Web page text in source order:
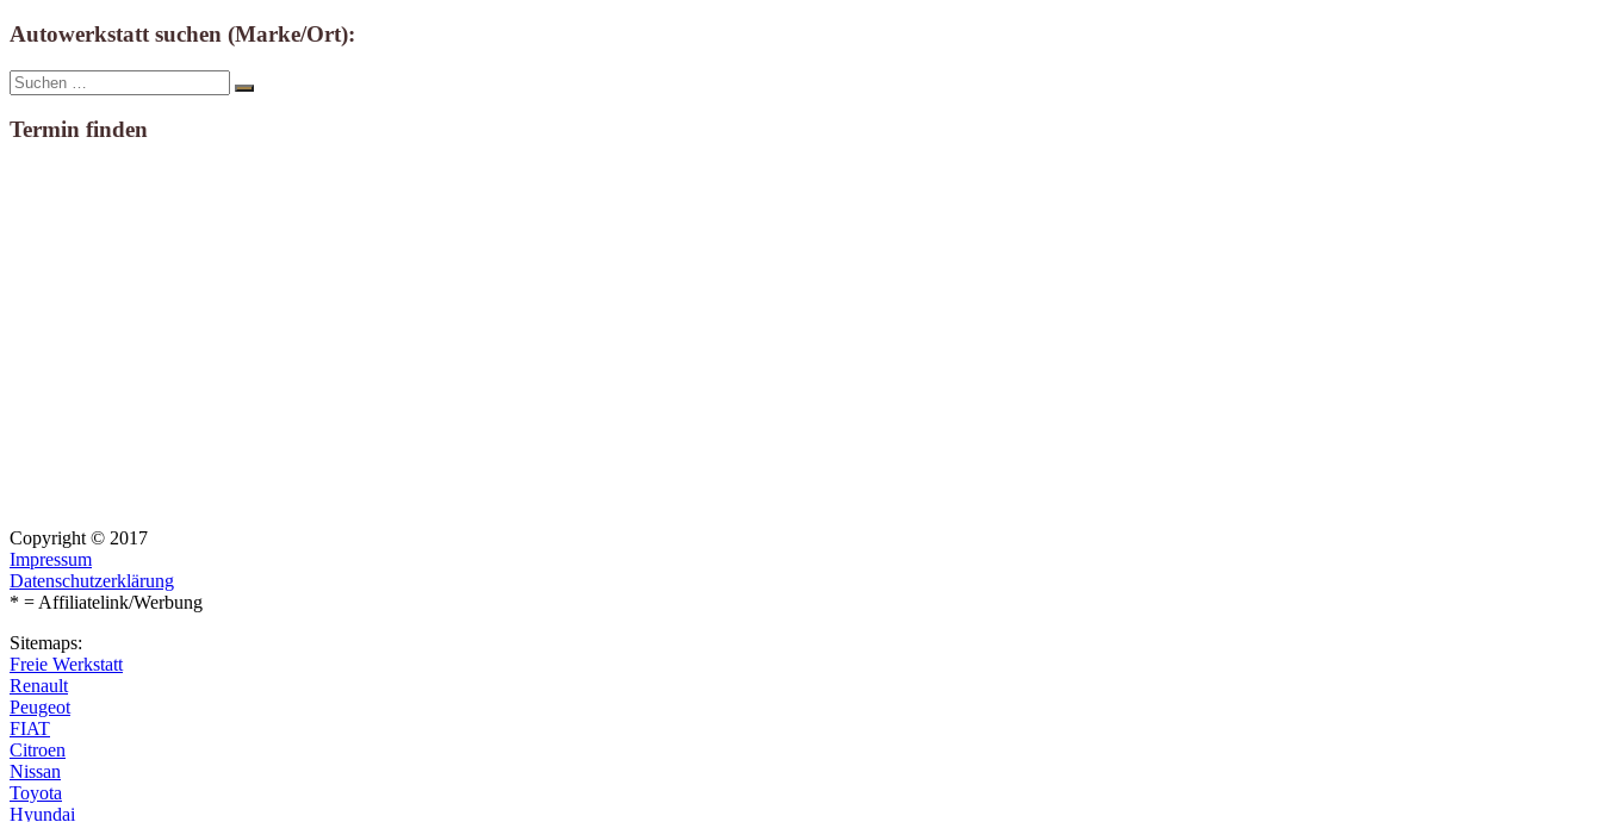
Autowerkstatt suchen (Marke/Ort):
Suche
nach:
Suchen
Termin finden
Copyright © 2017
Impressum
Datenschutzerklärung
* = Affiliatelink/Werbung
Sitemaps:
Freie Werkstatt
Renault
Peugeot
FIAT
Citroen
Nissan
Toyota
Hyundai